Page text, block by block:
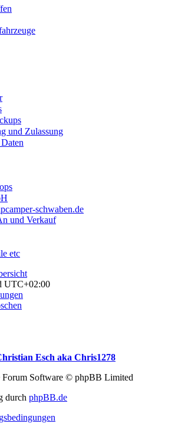
und Zulassung
schwaben.de
und Verkauf
etc
UTC+02:00
Esch aka Chris1278
Software © phpBB Limited
durch phpBB.de